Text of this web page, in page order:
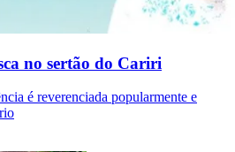
no sertão do Cariri
é reverenciada popularmente e